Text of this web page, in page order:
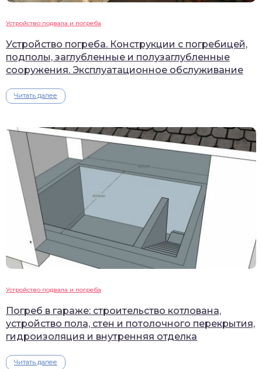
Устройство подвала и погреба
Устройство погреба. Конструкции с погребицей,
подполы, заглубленные и полузаглубленные
сооружения. Эксплуатационное обслуживание
Читать далее
Устройство подвала и погреба
Погреб в гараже: строительство котлована,
устройство пола, стен и потолочного перекрытия,
гидроизоляция и внутренняя отделка
Читать далее